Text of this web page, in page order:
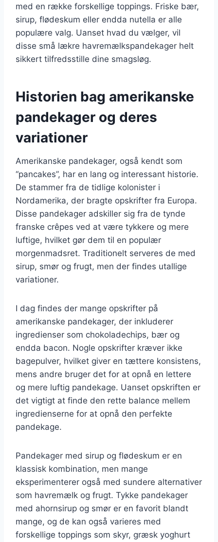
med en række forskellige toppings. Friske bær,
sirup, flødeskum eller endda nutella er alle
populære valg. Uanset hvad du vælger, vil
disse små lækre havremælkspandekager helt
sikkert tilfredsstille dine smagsløg.
Historien bag amerikanske
pandekager og deres
variationer
Amerikanske pandekager, også kendt som
“pancakes”, har en lang og interessant historie.
De stammer fra de tidlige kolonister i
Nordamerika, der bragte opskrifter fra Europa.
Disse pandekager adskiller sig fra de tynde
franske crêpes ved at være tykkere og mere
luftige, hvilket gør dem til en populær
morgenmadsret. Traditionelt serveres de med
sirup, smør og frugt, men der findes utallige
variationer.
I dag findes der mange opskrifter på
amerikanske pandekager, der inkluderer
ingredienser som chokoladechips, bær og
endda bacon. Nogle opskrifter kræver ikke
bagepulver, hvilket giver en tættere konsistens,
mens andre bruger det for at opnå en lettere
og mere luftig pandekage. Uanset opskriften er
det vigtigt at finde den rette balance mellem
ingredienserne for at opnå den perfekte
pandekage.
Pandekager med sirup og flødeskum er en
klassisk kombination, men mange
eksperimenterer også med sundere alternativer
som havremælk og frugt. Tykke pandekager
med ahornsirup og smør er en favorit blandt
mange, og de kan også varieres med
forskellige toppings som skyr, græsk yoghurt